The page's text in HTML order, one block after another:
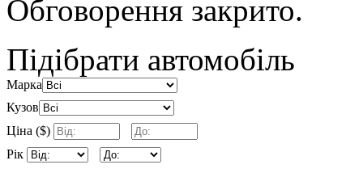
Обговорення закрито.
Підібрати автомобіль
Марка
Кузов
Ціна ($)
Рік